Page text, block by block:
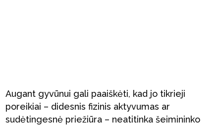
Augant gyvūnui gali paaiškėti, kad jo tikrieji
poreikiai – didesnis fizinis aktyvumas ar
sudėtingesnė priežiūra – neatitinka šeimininko